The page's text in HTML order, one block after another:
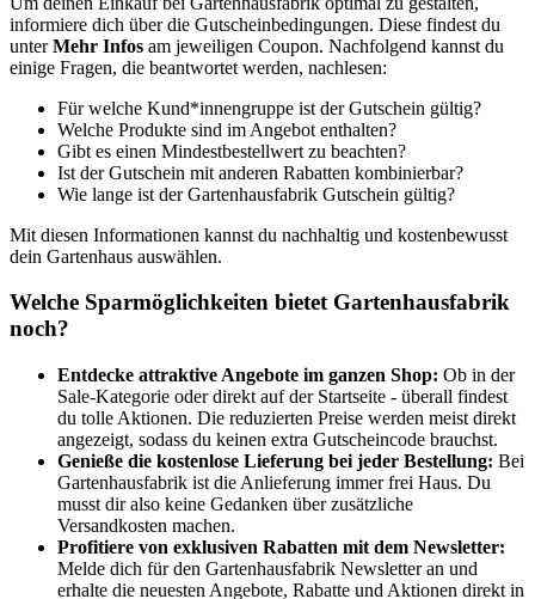
informiere dich über die Gutscheinbedingungen. Diese findest du
unterMehr Infos am jeweiligen Coupon. Nachfolgend kannst du
einige Fragen, die beantwortet werden, nachlesen:
Für welche Kund*innengruppe ist der Gutschein gültig?
Welche Produkte sind im Angebot enthalten?
Gibt es einen Mindestbestellwert zu beachten?
Ist der Gutschein mit anderen Rabatten kombinierbar?
Wie lange ist der Gartenhausfabrik Gutschein gültig?
Mit diesen Informationen kannst du nachhaltig und kostenbewusst
dein Gartenhaus auswählen.
Welche Sparmöglichkeiten bietet Gartenhausfabrik
noch?
Entdecke attraktive Angebote im ganzen Shop: Ob in der
Sale-Kategorie oder direkt auf der Startseite - überall findest
du tolle Aktionen. Die reduzierten Preise werden meist direkt
angezeigt, sodass du keinen extra Gutscheincode brauchst.
Genieße die kostenlose Lieferung bei jeder Bestellung: Bei
Gartenhausfabrik ist die Anlieferung immer frei Haus. Du
musst dir also keine Gedanken über zusätzliche
Versandkosten machen.
Profitiere von exklusiven Rabatten mit dem Newsletter:
Melde dich für den Gartenhausfabrik Newsletter an und
erhalte die neuesten Angebote, Rabatte und Aktionen direkt in